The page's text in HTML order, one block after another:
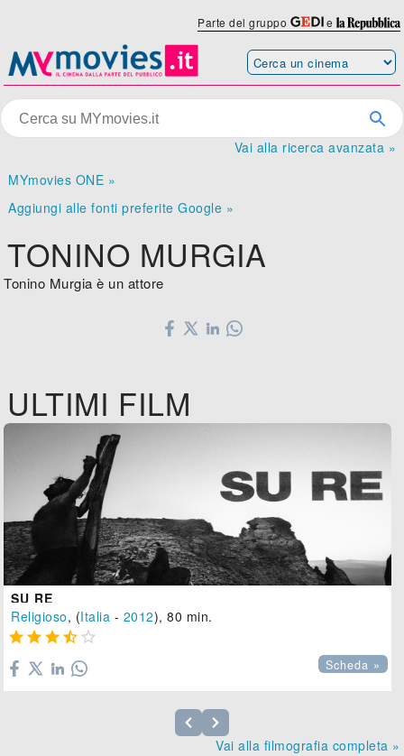
Parte del gruppo e
Vai alla ricerca avanzata »
MYmovies ONE »
Aggiungi alle fonti preferite Google »
TONINO MURGIA
Tonino Murgia è un attore
ULTIMI FILM
SU RE
Religioso, (Italia - 2012), 80 min.
    
Scheda »
Vai alla filmografia completa »